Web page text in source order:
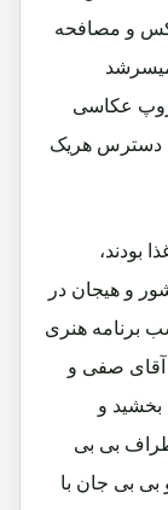
و مصافحه
میسرشد
عکاسی
دسترس هریک
بودند،
و هیجان در
برنامه هنری
آقای صفی و
و
بی بی
بی بی جان با